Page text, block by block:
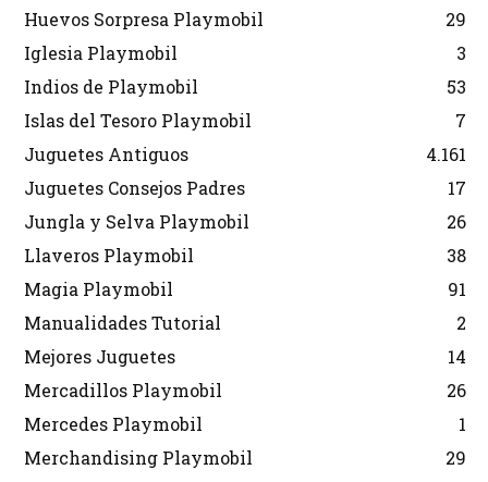
Huevos Sorpresa Playmobil
29
Iglesia Playmobil
3
Indios de Playmobil
53
Islas del Tesoro Playmobil
7
Juguetes Antiguos
4.161
Juguetes Consejos Padres
17
Jungla y Selva Playmobil
26
Llaveros Playmobil
38
Magia Playmobil
91
Manualidades Tutorial
2
Mejores Juguetes
14
Mercadillos Playmobil
26
Mercedes Playmobil
1
Merchandising Playmobil
29